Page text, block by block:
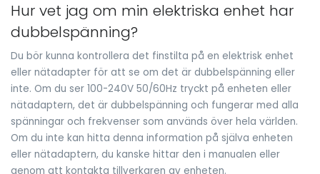
Hur vet jag om min elektriska enhet har
dubbelspänning?
Du bör kunna kontrollera det finstilta på en elektrisk enhet
eller nätadapter för att se om det är dubbelspänning eller
inte. Om du ser 100-240V 50/60Hz tryckt på enheten eller
nätadaptern, det är dubbelspänning och fungerar med alla
spänningar och frekvenser som används över hela världen.
Om du inte kan hitta denna information på själva enheten
eller nätadaptern, du kanske hittar den i manualen eller
genom att kontakta tillverkaren av enheten.